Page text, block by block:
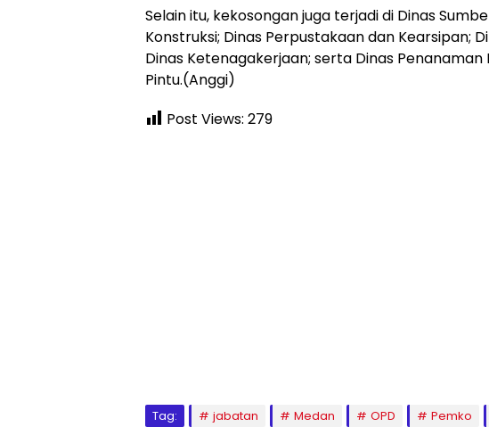
Selain itu, kekosongan juga terjadi di Dinas
Konstruksi; Dinas Perpustakaan dan Kearsipan;
Dinas Ketenagakerjaan; serta Dinas
Pintu.(Anggi)
Post Views: 279
Tag: jabatan Medan OPD Pemko